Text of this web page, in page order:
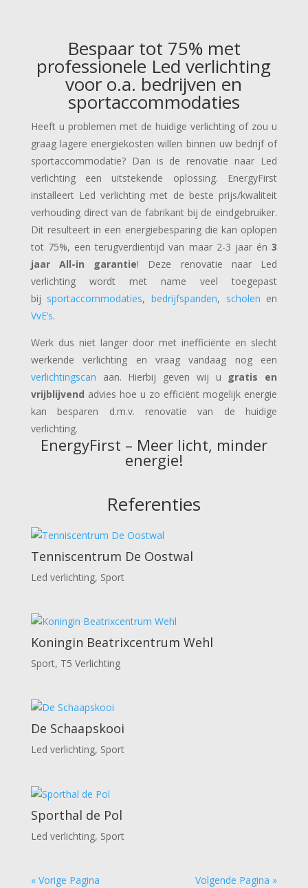
Bespaar tot 75% met
professionele Led verlichting
voor o.a. bedrijven en
sportaccommodaties
Heeft u problemen met de huidige verlichting of zou u
graag lagere energiekosten willen binnen uw bedrijf of
sportaccommodatie? Dan is de renovatie naar Led
verlichting een uitstekende oplossing. EnergyFirst
installeert Led verlichting met de beste prijs/kwaliteit
verhouding direct van de fabrikant bij de eindgebruiker.
Dit resulteert in een energiebesparing die kan oplopen
tot 75%, een terugverdientijd van maar 2-3 jaar én3
jaar All-in garantie! Deze renovatie naar Led
verlichting wordt met name veel toegepast
bij sportaccommodaties,bedrijfspanden, scholen en
VvE’s.
Werk dus niet langer door met inefficiënte en slecht
werkende verlichting en vraag vandaag nog een
verlichtingscan aan. Hierbij geven wij u gratis en
vrijblijvend advies hoe u zo efficiënt mogelijk energie
kan besparen d.m.v. renovatie van de huidige
verlichting.
EnergyFirst – Meer licht, minder
energie!
Referenties
Tenniscentrum De Oostwal
Led verlichting, Sport
Koningin Beatrixcentrum Wehl
Sport, T5 Verlichting
De Schaapskooi
Led verlichting, Sport
Sporthal de Pol
Led verlichting, Sport
« Vorige Pagina Volgende Pagina »